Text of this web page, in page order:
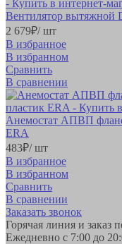
Вентилятор вытяжной
2 679₽/ шт
В избранное
В избранном
Сравнить
В сравнении
Анемостат АПВП
ERA
483₽/ шт
В избранное
В избранном
Сравнить
В сравнении
Заказать звонок
Горячая линия и заказ
Ежедневно с 7:00 до